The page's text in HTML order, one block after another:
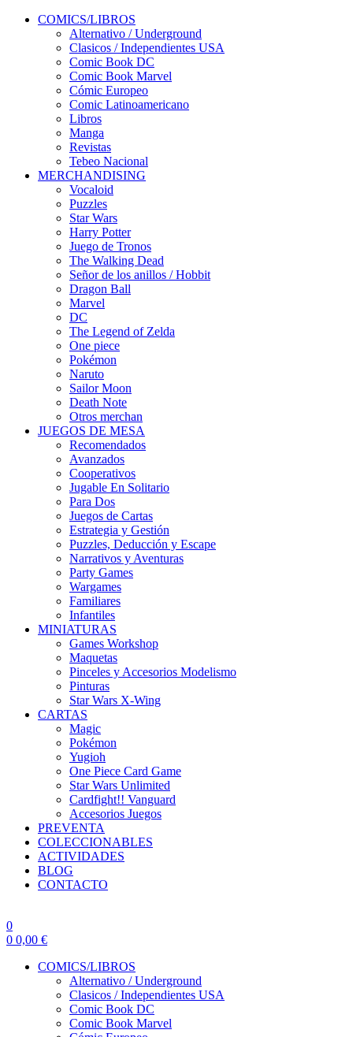
COMICS/LIBROS
Alternativo / Underground
Clasicos / Independientes USA
Comic Book DC
Comic Book Marvel
Cómic Europeo
Comic Latinoamericano
Libros
Manga
Revistas
Tebeo Nacional
MERCHANDISING
Vocaloid
Puzzles
Star Wars
Harry Potter
Juego de Tronos
The Walking Dead
Señor de los anillos / Hobbit
Dragon Ball
Marvel
DC
The Legend of Zelda
One piece
Pokémon
Naruto
Sailor Moon
Death Note
Otros merchan
JUEGOS DE MESA
Recomendados
Avanzados
Cooperativos
Jugable En Solitario
Para Dos
Juegos de Cartas
Estrategia y Gestión
Puzzles, Deducción y Escape
Narrativos y Aventuras
Party Games
Wargames
Familiares
Infantiles
MINIATURAS
Games Workshop
Maquetas
Pinceles y Accesorios Modelismo
Pinturas
Star Wars X-Wing
CARTAS
Magic
Pokémon
Yugioh
One Piece Card Game
Star Wars Unlimited
Cardfight!! Vanguard
Accesorios Juegos
PREVENTA
COLECCIONABLES
ACTIVIDADES
BLOG
CONTACTO
0
0 0,00 €
COMICS/LIBROS
Alternativo / Underground
Clasicos / Independientes USA
Comic Book DC
Comic Book Marvel